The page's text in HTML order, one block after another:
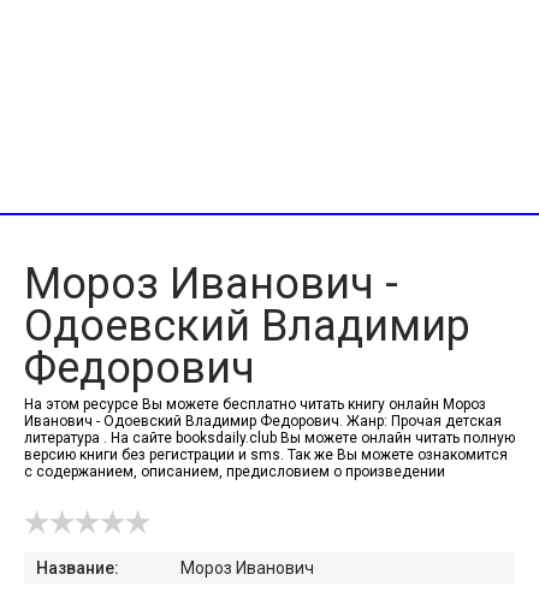
Мороз Иванович -
Одоевский Владимир
Федорович
На этом ресурсе Вы можете бесплатно читать книгу онлайн Мороз
Иванович - Одоевский Владимир Федорович. Жанр: Прочая детская
литература . На сайте booksdaily.club Вы можете онлайн читать полную
версию книги без регистрации и sms. Так же Вы можете ознакомится
с содержанием, описанием, предисловием о произведении
Название: Мороз Иванович